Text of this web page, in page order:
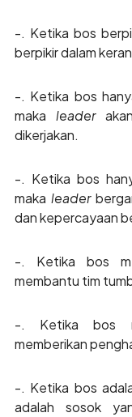
-. Ketika bos
berpikir dalam
-. Ketika bos
maka leader
dikerjakan.
-. Ketika bos
maka leader
dan kepercayaan
-. Ketika bos
membantu tim
-. Ketika bos
memberikan
-. Ketika bos
adalah sosok